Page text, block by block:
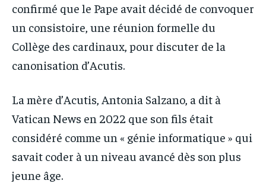
confirmé que le Pape avait décidé de convoquer
un consistoire, une réunion formelle du
Collège des cardinaux, pour discuter de la
canonisation d’Acutis.
La mère d’Acutis, Antonia Salzano, a dit à
Vatican News en 2022 que son fils était
considéré comme un « génie informatique » qui
savait coder à un niveau avancé dès son plus
jeune âge.